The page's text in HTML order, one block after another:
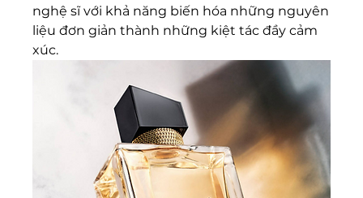
nghệ sĩ với khả năng biến hóa những nguyên
liệu đơn giản thành những kiệt tác đầy cảm
xúc.